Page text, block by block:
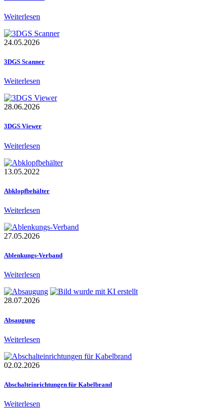
Weiterlesen
24.05.2026
3DGS Scanner
Weiterlesen
28.06.2026
3DGS Viewer
Weiterlesen
13.05.2022
Abklopfbehälter
Weiterlesen
27.05.2026
Ablenkungs-Verband
Weiterlesen
28.07.2026
Absaugung
Weiterlesen
02.02.2026
Abschalteinrichtungen für Kabelbrand
Weiterlesen